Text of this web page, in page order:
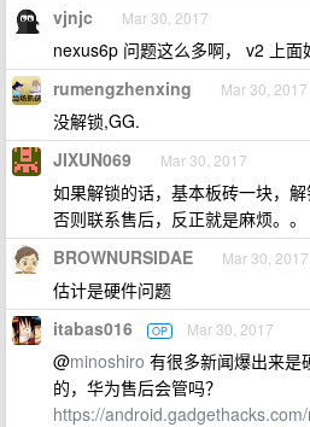
vjnjc Mar 30, 2017
nexus6p 问题这么多啊， v2 上面
rumengzhenxing Mar 30, 2017
没解锁,GG.
JIXUN069 Mar 30, 2017
如果解锁的话，基本板砖一块，解
否则联系售后，反正就是麻烦。。
BROWNURSIDAE Mar 30,
估计是硬件问题
itabas016 OP Mar 30, 2017
@minoshiro 有很多新闻爆出来是
的，华为售后会管吗？
https://